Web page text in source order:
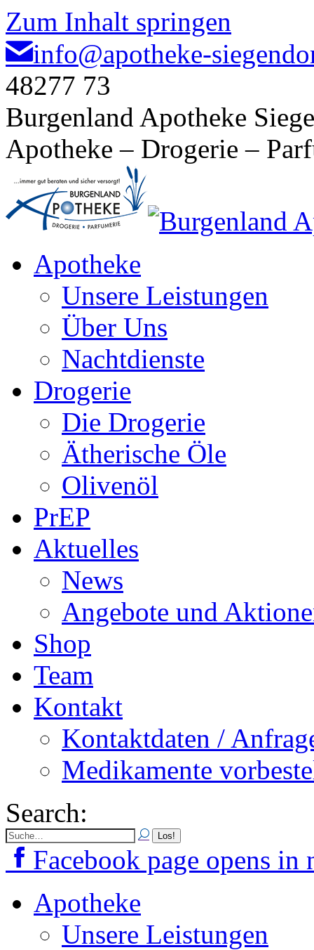
Zum Inhalt springen
info@apotheke-
48277 73
Burgenland Apotheke
Apotheke – Drogerie –
Apotheke
Unsere Leistungen
Über Uns
Nachtdienste
Drogerie
Die Drogerie
Ätherische Öle
Olivenöl
PrEP
Aktuelles
News
Angebote und
Shop
Team
Kontakt
Kontaktdaten /
Medikamente
Search:
Facebook page opens
Apotheke
Unsere Leistungen